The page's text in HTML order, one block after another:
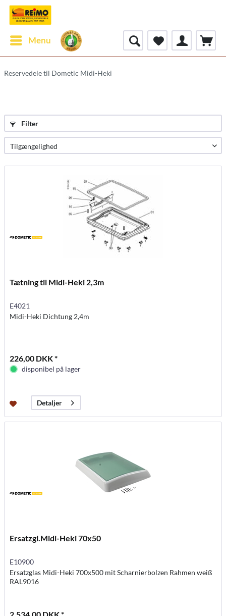
Menu
Reservedele til Dometic Midi-Heki
Filter
Tætning til Midi-Heki 2,3m
E4021
Midi-Heki Dichtung 2,4m
226,00 DKK *
disponibel på lager
Detaljer
Ersatzgl.Midi-Heki 70x50
E10900
Ersatzglas Midi-Heki 700x500 mit Scharnierbolzen Rahmen weiß
RAL9016